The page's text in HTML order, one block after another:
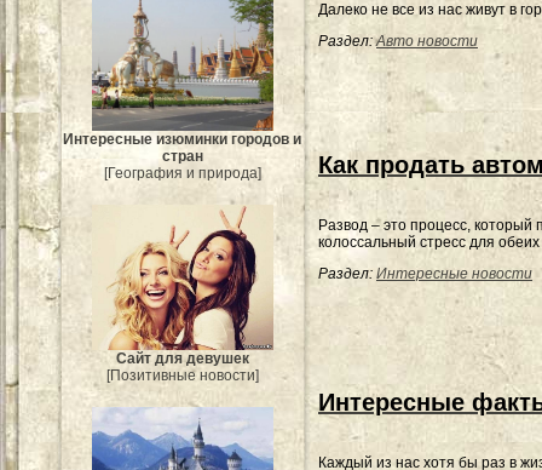
Интересные изюминки городов и
стран
[География и природа]
Сайт для девушек
[Позитивные новости]
Далеко не все из нас живут в
Раздел: Авто новости
Как продать
Развод – это процесс, который
колоссальный стресс для
Раздел: Интересные новости
Интересные
Каждый из нас хотя бы раз в